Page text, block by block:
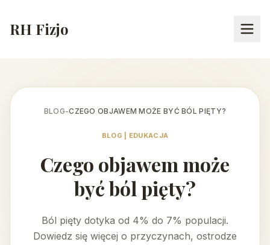
RH Fizjo
BLOG-CZEGO OBJAWEM MOŻE BYĆ BÓL PIĘTY?
BLOG | EDUKACJA
Czego objawem może
być ból pięty?
Ból pięty dotyka od 4% do 7% populacji.
Dowiedz się więcej o przyczynach, ostrodze